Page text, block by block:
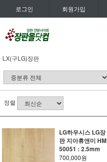
로그인 회원가입
LX(구LG)장판
정렬
LG하우시스 LG장
판 지아휴앤미 HM
50051 : 2.5mm
700,000원